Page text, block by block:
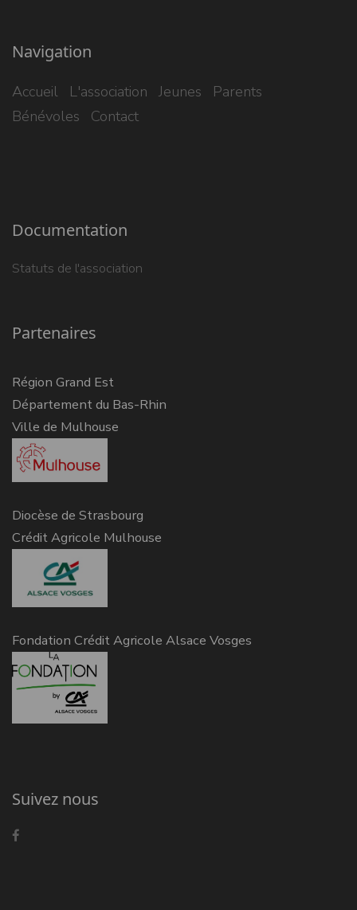
Navigation
Accueil L'association Jeunes
Parents
Bénévoles
Contact
Documentation
Statuts de l'association
Partenaires
Région Grand Est
Département du Bas-Rhin
Ville de Mulhouse
Diocèse de Strasbourg
Crédit Agricole Mulhouse
Fondation Crédit Agricole Alsace Vosges
Suivez nous